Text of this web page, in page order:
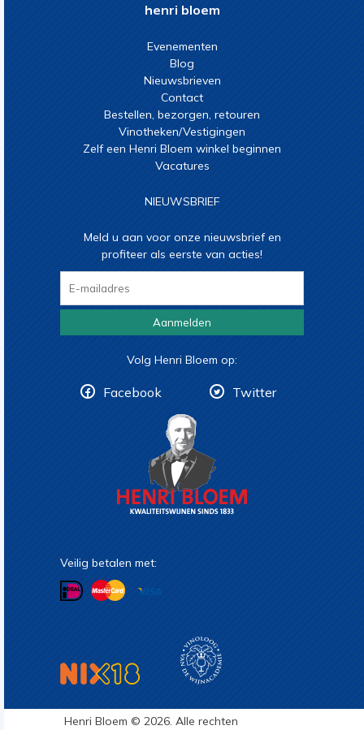
henri bloem
Evenementen
Blog
Nieuwsbrieven
Contact
Bestellen, bezorgen, retouren
Vinotheken/Vestigingen
Zelf een Henri Bloem winkel beginnen
Vacatures
NIEUWSBRIEF
Meld u aan voor onze nieuwsbrief en
profiteer als eerste van acties!
Aanmelden
Volg Henri Bloem op:
Facebook Twitter
Veilig betalen met:
Henri Bloem © 2026. Alle rechten